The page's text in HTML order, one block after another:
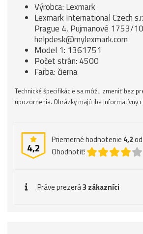
Výrobca: Lexmark
Lexmark International Czech
Prague 4, Pujmanové 1753/
helpdesk@mylexmark.com
Model 1: 1361751
Počet strán: 4500
Farba: čierna
Technické špecifikácie sa môžu zmeniť bez
upozornenia. Obrázky majú iba informatívny
4,2
Priemerné hodnotenie 4,2od
Ohodnotiť:
Práve prezerá3 zákazníci